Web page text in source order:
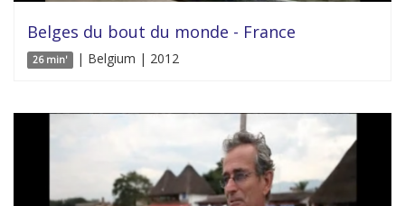
Belges du bout du monde - France
26 min' | Belgium | 2012